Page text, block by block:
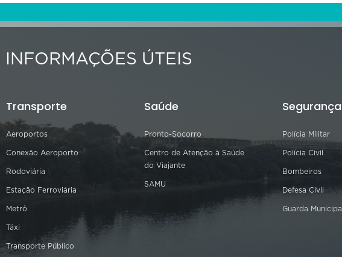
INFORMAÇÕES ÚTEIS
Transporte
Aeroportos
Conexão Aeroporto
Rodoviária
Estação Ferroviária
Metrô
Táxi
Transporte Público
Saúde
Pronto-Socorro
Centro de Atenção à Saúde
do Viajante
SAMU
Segurança
Polícia Militar
Polícia Civil
Bombeiros
Defesa Civil
Guarda Municipal